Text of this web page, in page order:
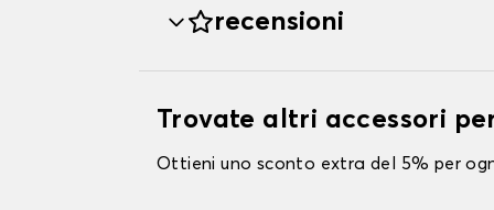
recensioni
Trovate altri accessori
Ottieni uno sconto extra del 5% per